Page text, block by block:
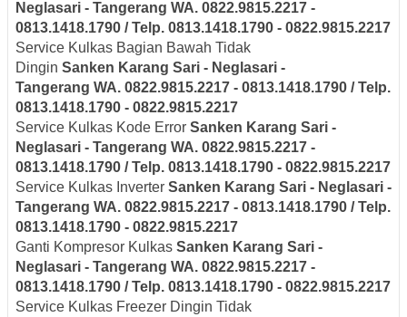
Neglasari - Tangerang WA. 0822.9815.2217 -
0813.1418.1790 / Telp. 0813.1418.1790 - 0822.9815.2217
Service Kulkas Bagian Bawah Tidak
Dingin Sanken Karang Sari - Neglasari -
Tangerang WA. 0822.9815.2217 - 0813.1418.1790 / Telp.
0813.1418.1790 - 0822.9815.2217
Service Kulkas Kode Error Sanken Karang Sari -
Neglasari - Tangerang WA. 0822.9815.2217 -
0813.1418.1790 / Telp. 0813.1418.1790 - 0822.9815.2217
Service Kulkas Inverter Sanken Karang Sari - Neglasari -
Tangerang WA. 0822.9815.2217 - 0813.1418.1790 / Telp.
0813.1418.1790 - 0822.9815.2217
Ganti Kompresor Kulkas Sanken Karang Sari -
Neglasari - Tangerang WA. 0822.9815.2217 -
0813.1418.1790 / Telp. 0813.1418.1790 - 0822.9815.2217
Service Kulkas Freezer Dingin Tidak